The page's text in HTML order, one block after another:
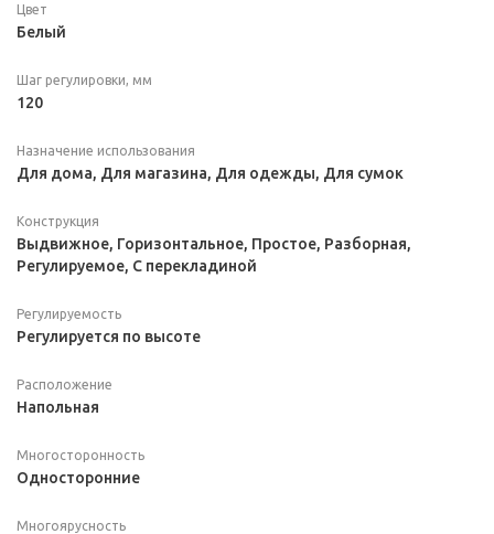
Цвет
Белый
Шаг регулировки, мм
120
Назначение использования
Для дома, Для магазина, Для одежды, Для сумок
Конструкция
Выдвижное, Горизонтальное, Простое, Разборная,
Регулируемое, С перекладиной
Регулируемость
Регулируется по высоте
Расположение
Напольная
Многосторонность
Односторонние
Многоярусность